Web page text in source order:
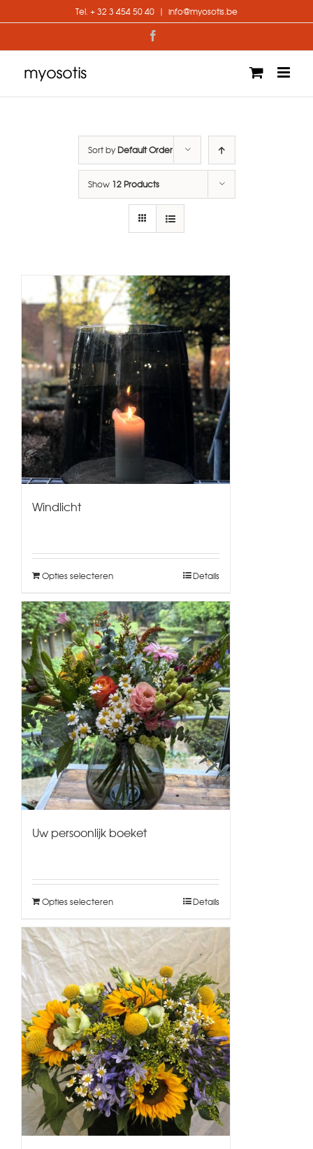
to
Tel. + 32 3 454 50 40 | info@myosotis.be
Sort byDefault Order
Show 12 Products
Windlicht
Opties selecteren Details
Uw persoonlijk boeket
Opties selecteren Details